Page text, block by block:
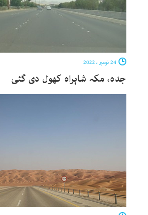
جدہ، مکہ شاہراہ کھول دی گئی